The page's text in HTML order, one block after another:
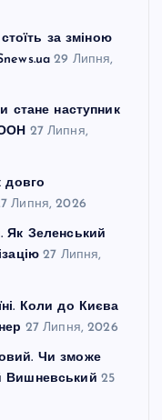
за зміною
29 Липня,
стане наступник
27 Липня,
довго
Липня, 2026
Як Зеленський
27 Липня,
Коли до Києва
27 Липня, 2026
Чи зможе
Вишневський 25